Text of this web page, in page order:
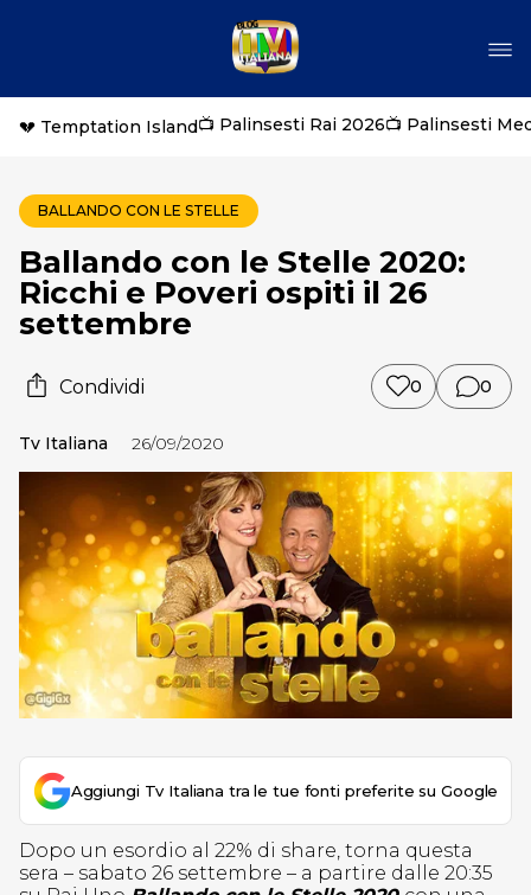
💔 Temptation Island📺 Palinsesti Rai 2026📺 Palinsesti
BALLANDO CON LE STELLE
Ballando con le Stelle 2020:
Ricchi e Poveri ospiti il 26
settembre
Condividi 0 0
Tv Italiana 26/09/2020
Aggiungi Tv Italiana tra le tue fonti preferite su Google
Dopo un esordio al 22% di share, torna questa
sera – sabato 26 settembre – a partire dalle 20:35